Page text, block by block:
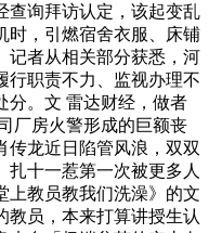
查询拜访认定，该起变乱
时，引燃宿舍衣服、床铺
记者从相关部分获悉，河
行职责不力、监视办理不
分。文 雷达财经，做者
厂房火警形成的巨额丧
传龙近日陷管风浪，双双
十一惹第一次被更多人
上教员教我们洗澡》的文
教员，本来打算讲授生认